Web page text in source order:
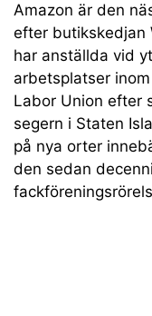
Amazon är den
efter butikskedjan
har anställda vid
arbetsplatser
Labor Union efter
segern i Staten
på nya orter
den sedan